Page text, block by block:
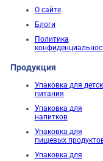
О сайте
Блоги
Политика
Продукция
Упаковка для
питания
Упаковка для
напитков
Упаковка для
пищевых
Упаковка для